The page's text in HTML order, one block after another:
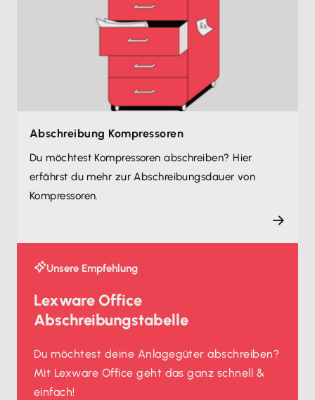
Abschreibung Kompressoren
Du möchtest Kompressoren abschreiben? Hier
erfährst du mehr zur Abschreibungsdauer von
Kompressoren.
Unsere Empfehlung
Lexware Office
Abschreibungstabelle
Du möchtest deine Anlagegüter abschreiben?
Mit Lexware Office geht das ganz schnell &
einfach!